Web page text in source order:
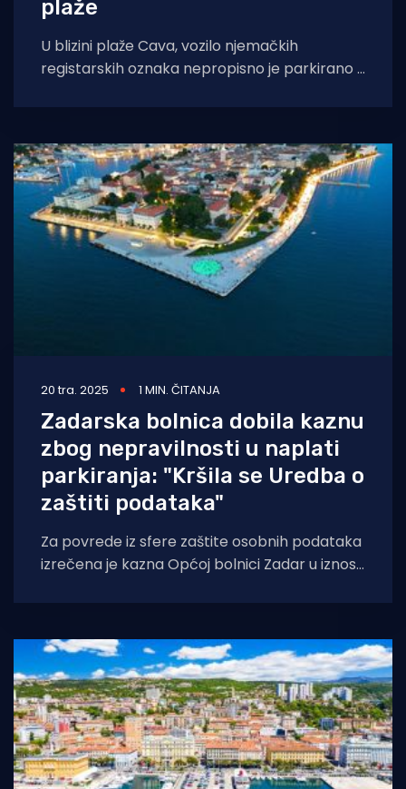
plaže
U blizini plaže Cava, vozilo njemačkih
registarskih oznaka nepropisno je parkirano i
praksa nije
20 tra. 2025 1 MIN. ČITANJA
Zadarska bolnica dobila kaznu
zbog nepravilnosti u naplati
parkiranja: "Kršila se Uredba o
zaštiti podataka"
Za povrede iz sfere zaštite osobnih podataka
izrečena je kazna Općoj bolnici Zadar u iznosu